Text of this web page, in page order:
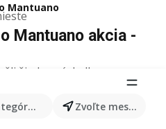
produkty... Zvoľte mesto
Mantuano
Mantuano akcia -
žiadne výsledky.
obchodoch Tesco